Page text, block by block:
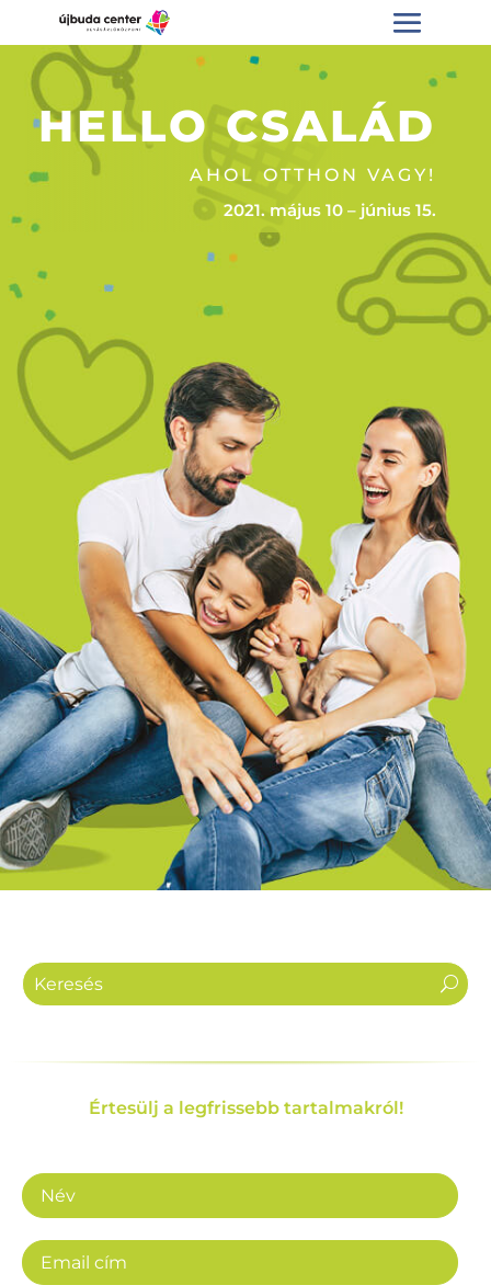
HELLO CSALÁD
AHOL OTTHON VAGY!
2021. május 10 – június 15.
Értesülj a legfrissebb tartalmakról!